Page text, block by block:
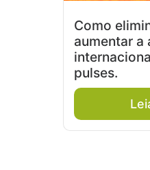
Como
aumentar a
pulses.